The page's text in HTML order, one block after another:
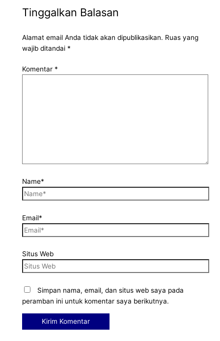
Tinggalkan Balasan
Alamat email Anda tidak akan dipublikasikan. Ruas yang
wajib ditandai *
Komentar *
Name*
Email*
Situs Web
Simpan nama, email, dan situs web saya pada
peramban ini untuk komentar saya berikutnya.